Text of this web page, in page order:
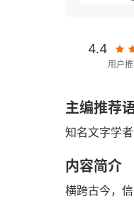
4.4
用户
字
主编推荐
知名文字学
内容简介
横跨古今，